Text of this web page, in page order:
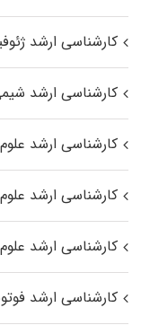
کارشناسی ارشد
کارشناسی ارشد
کارشناسی ارشد
کارشناسی ارشد
کارشناسی ارشد علوم
کارشناسی ارشد